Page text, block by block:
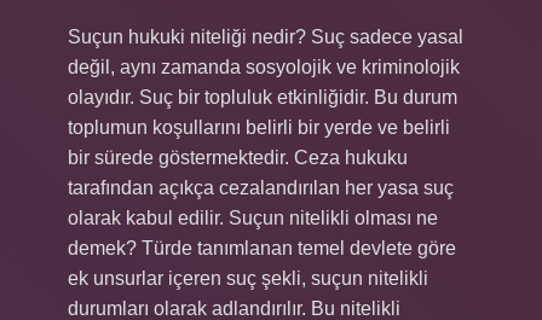
Suçun hukuki niteliği nedir? Suç sadece yasal
değil, aynı zamanda sosyolojik ve kriminolojik
olayıdır. Suç bir topluluk etkinliğidir. Bu durum
toplumun koşullarını belirli bir yerde ve belirli
bir sürede göstermektedir. Ceza hukuku
tarafından açıkça cezalandırılan her yasa suç
olarak kabul edilir. Suçun nitelikli olması ne
demek? Türde tanımlanan temel devlete göre
ek unsurlar içeren suç şekli, suçun nitelikli
durumları olarak adlandırılır. Bu nitelikli